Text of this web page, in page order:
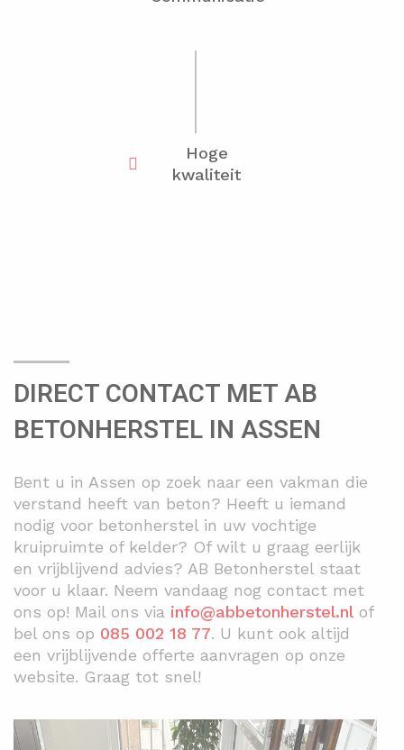
Hoge
kwaliteit
DIRECT CONTACT MET AB
BETONHERSTEL IN ASSEN
Bent u in Assen op zoek naar een vakman die
verstand heeft van beton? Heeft u iemand
nodig voor betonherstel in uw vochtige
kruipruimte of kelder? Of wilt u graag eerlijk
en vrijblijvend advies? AB Betonherstel staat
voor u klaar. Neem vandaag nog contact met
ons op! Mail ons via info@abbetonherstel.nl of
bel ons op 085 002 18 77. U kunt ook altijd
een vrijblijvende offerte aanvragen op onze
website. Graag tot snel!